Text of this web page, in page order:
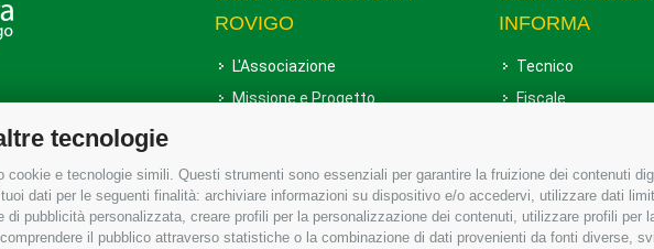
tecnologie
cookie e tecnologie simili. Questi strumenti sono essenziali per garantire la fruizione dei contenuti
dati per le seguenti finalità: archiviare informazioni su dispositivo e/o accedervi, utilizzare dati
pubblicità personalizzata, creare profili per la personalizzazione dei contenuti, utilizzare profili
il pubblico attraverso statistiche o la combinazione di dati provenienti da fonti diverse,
Cookie Policy
ROVIGO
L'Associazione
Missione e Progetto
Uffici della Sede provinciale
Le Sedi di Zona
INFORMA
Tecnico
Fiscale
Associazione